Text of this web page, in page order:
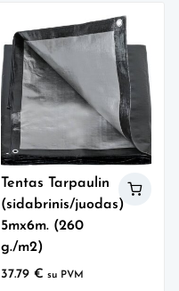
Tentas Tarpaulin
(sidabrinis/juodas)
5mx6m. (260
g./m2)
37.79 € su PVM